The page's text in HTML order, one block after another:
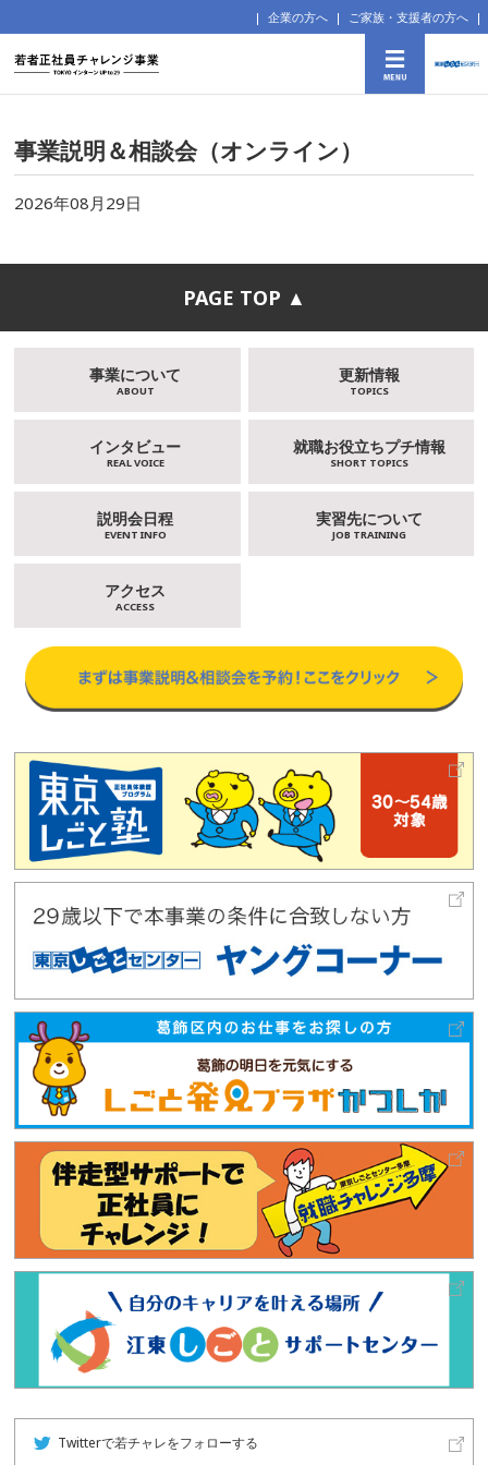
企業の方へ ご家族・支援者の方へ
事業説明＆相談会（オンライン）
2026年08月29日
PAGE TOP ▲
事業について
ABOUT
更新情報
TOPICS
インタビュー
REAL VOICE
就職お役立ちプチ情報
SHORT TOPICS
説明会日程
EVENT INFO
実習先について
JOB TRAINING
アクセス
ACCESS
Twitterで若チャレをフォローする